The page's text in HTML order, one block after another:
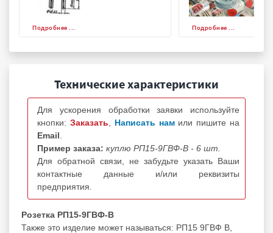
Подробнее ... Подробнее ...
Технические характеристики
Для ускорения обработки заявки используйте
кнопки: Заказать Написать нам или пишите на
Email
Пример заказа: куплю РП15-9ГВФ-В - 6 шт.
Для обратной связи, не забудьте указать Ваши
контактные данные и/или реквизиты
предприятия.
Розетка РП15-9ГВФ-В
Также это изделие может называться: РП15 9ГВФ В,